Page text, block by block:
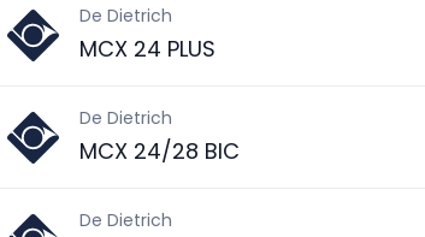
De Dietrich
MCX 24 PLUS
De Dietrich
MCX 24/28 BIC
De Dietrich